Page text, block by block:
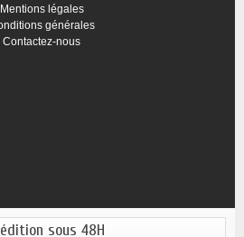
Mentions légales
générales
Contactez-nous
sous 48H